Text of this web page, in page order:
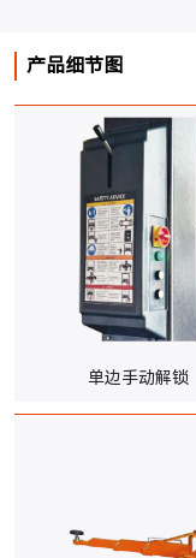
产品细节图
单边手动解锁